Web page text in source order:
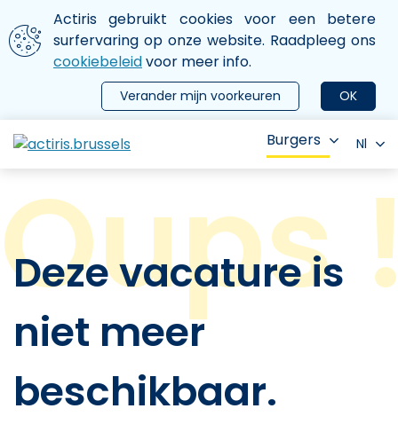
Aller au contenu principal
We gebruiken cookies
Actiris gebruikt cookies voor een betere
surfervaring op onze website. Raadpleeg ons
cookiebeleidvoor meer info.
OK
Verander mijn voorkeuren
le menu
Burgers Nl
Deze vacature is
niet meer
beschikbaar.